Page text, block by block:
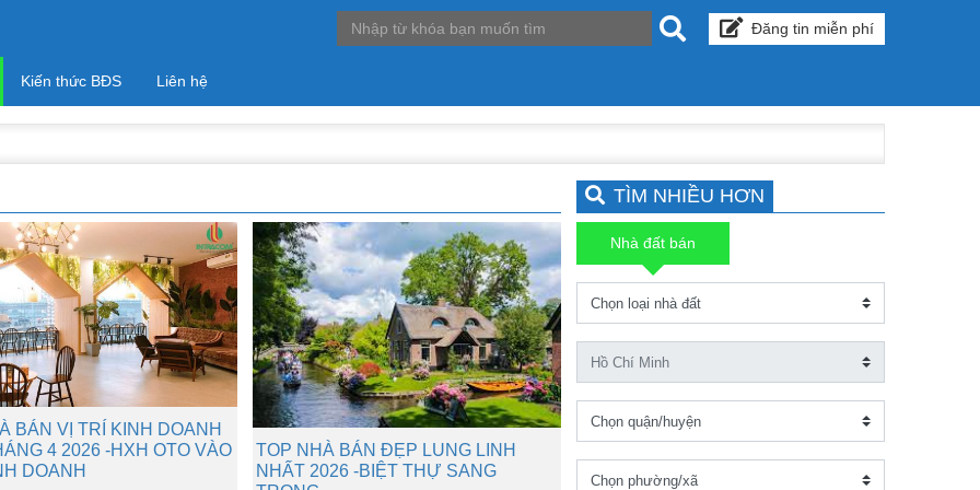
Đăng tin miễn phí
Kiến thức BĐS Liên hệ
BÁN VỊ TRÍ KINH DOANH
4 2026 -HXH OTO VÀO
DOANH
TOP NHÀ BÁN ĐẸP LUNG LINH
NHẤT 2026 -BIỆT THỰ SANG
TÌM NHIỀU HƠN
Nhà đất bán